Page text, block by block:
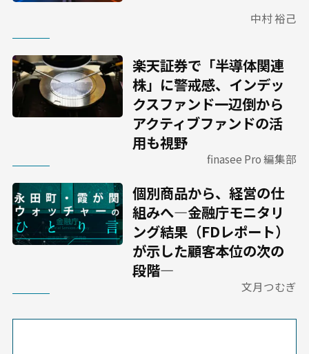
中村 裕己
楽天証券で「半導体関連
株」に警戒感、インデッ
クスファンド一辺倒から
アクティブファンドの活
用も視野
finasee Pro 編集部
個別商品から、経営の仕
組みへ―金融庁モニタリ
ング結果（FDレポート）
が示した顧客本位の次の
段階―
文月つむぎ